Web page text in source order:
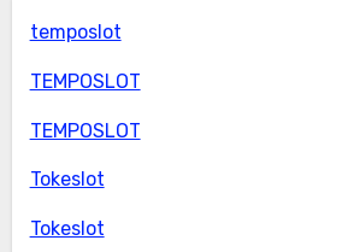
temposlot
TEMPOSLOT
TEMPOSLOT
Tokeslot
Tokeslot